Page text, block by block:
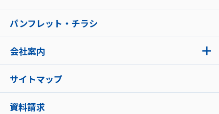
パンフレット・チラシ
会社案内
サイトマップ
資料請求